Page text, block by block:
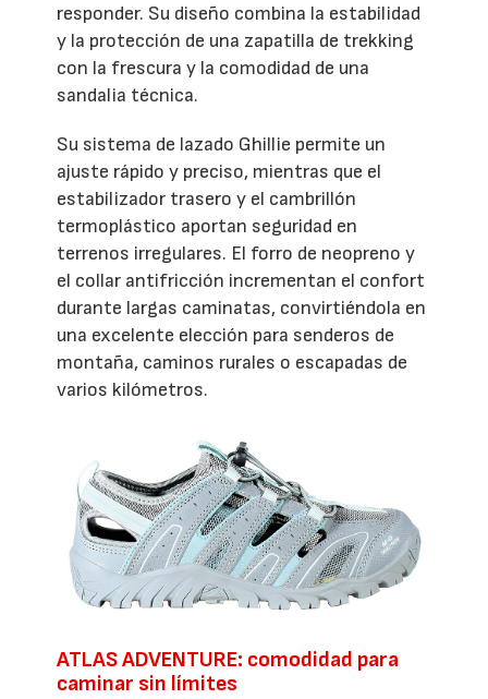
responder. Su diseño combina la estabilidad
y la protección de una zapatilla de trekking
con la frescura y la comodidad de una
sandalia técnica.
Su sistema de lazado Ghillie permite un
ajuste rápido y preciso, mientras que el
estabilizador trasero y el cambrillón
termoplástico aportan seguridad en
terrenos irregulares. El forro de neopreno y
el collar antifricción incrementan el confort
durante largas caminatas, convirtiéndola en
una excelente elección para senderos de
montaña, caminos rurales o escapadas de
varios kilómetros.
ATLAS ADVENTURE: comodidad para
caminar sin límites